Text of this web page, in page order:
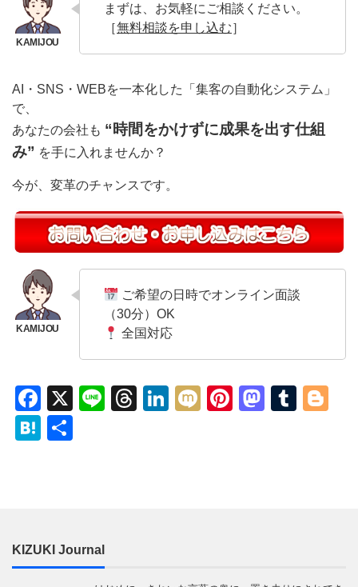
まずは、お気軽にご相談ください。
［無料相談を申し込む］
AI・SNS・WEBを一本化した「集客の自動化システム」
で、
あなたの会社も “時間をかけずに成果を出す仕組
み” を手に入れませんか？
今が、変革のチャンスです。
ご希望の日時でオンライン面談
（30分）OK
全国対応
Facebook
X LineThreads
LinkedIn
MixiPinterest
Hatena
KIZUKI Journal